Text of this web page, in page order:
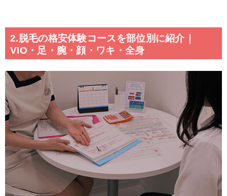
2.脱毛の格安体験コースを部位別に紹介｜
VIO・足・腕・顔・ワキ・全身